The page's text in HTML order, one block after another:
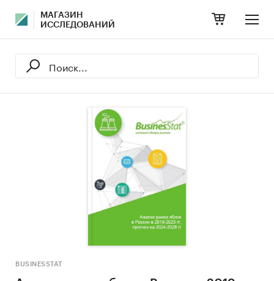
МАГАЗИН
ИССЛЕДОВАНИЙ
BUSINESSTAT